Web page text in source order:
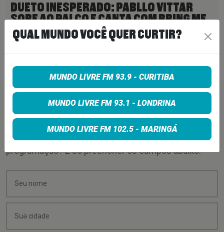
DUETO INESPERADO: PABLLO VITTAR
SOBE AO PALCO E CANTA COM BRING ME
THE HORIZON
19 de dezembro de 2022 Ler Mais >
PEÇA SUA MÚSICA
Quer sugerir uma música para rolar na minha
programação? É só preencher os campos abaixo:
QUAL MUNDO VOCÊ QUER CURTIR?
MUNDO LIVRE FM 93.9 - CURITIBA
MUNDO LIVRE FM 93.1 - LONDRINA
MUNDO LIVRE FM 102.5 - MARINGÁ